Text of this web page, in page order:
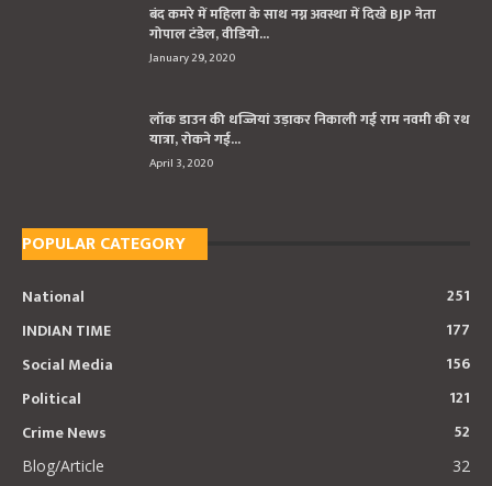
बंद कमरे में महिला के साथ नग्न अवस्था में दिखे BJP नेता
गोपाल टंडेल, वीडियो...
January 29, 2020
लॉक डाउन की धज्जियां उड़ाकर निकाली गई राम नवमी की रथ
यात्रा, रोकने गई...
April 3, 2020
POPULAR CATEGORY
National
251
INDIAN TIME
177
Social Media
156
Political
121
Crime News
52
Blog/Article 32